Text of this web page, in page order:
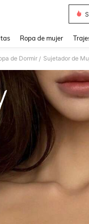
Ropa de mujer
de Dormir / Sujetador de